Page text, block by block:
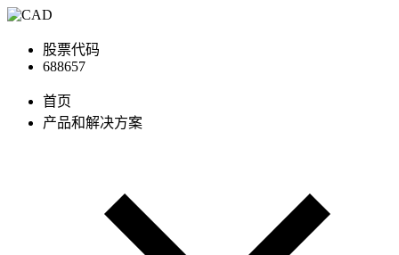
股票代码
688657
首页
产品和解决方案